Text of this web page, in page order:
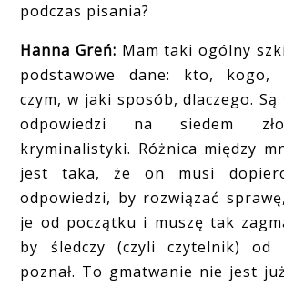
podczas pisania?
Hanna Greń: Mam taki ogólny
podstawowe dane: kto, kogo,
czym, w jaki sposób, dlaczego.
odpowiedzi na siedem
kryminalistyki. Różnica między
jest taka, że on musi
odpowiedzi, by rozwiązać
je od początku i muszę tak
by śledczy (czyli czytelnik)
poznał. To gmatwanie nie jest